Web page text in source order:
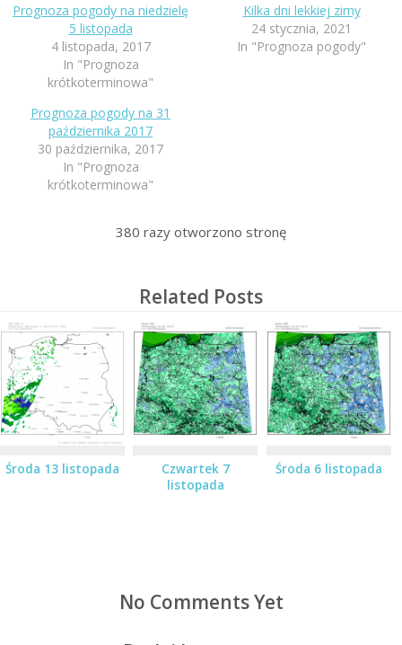
Prognoza pogody na niedzielę
5 listopada
4 listopada, 2017
In "Prognoza
krótkoterminowa"
Kilka dni lekkiej zimy
24 stycznia, 2021
In "Prognoza pogody"
Prognoza pogody na 31
października 2017
30 października, 2017
In "Prognoza
krótkoterminowa"
380 razy otworzono stronę
Related Posts
Środa 13 listopada
Czwartek 7
listopada
Środa 6 listopada
No Comments Yet